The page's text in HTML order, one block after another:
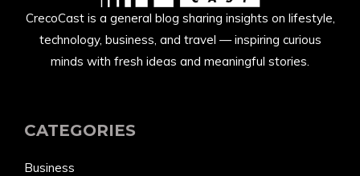
CrecoCast is a general blog sharing insights on lifestyle,
technology, business, and travel — inspiring curious
minds with fresh ideas and meaningful stories.
CATEGORIES
Business